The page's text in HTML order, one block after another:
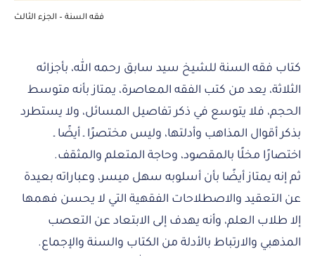
فقه السنة – الجزء الثالث
كتاب فقه السنة للشيخ سيد سابق رحمه الله، بأجزائه
الثلاثة، يعد من كتب الفقه المعاصرة، يمتاز بأنه متوسط
الحجم، فلا يتوسع في ذكر تفاصيل المسائل، ولا يستطرد
بذكر أقوال المذاهب وأدلتها، وليس مختصرًا ـ أيضًا ـ
اختصارًا مخلًا بالمقصود، وحاجة المتعلم والمثقف.
ثم إنه يمتاز أيضًا بأن أسلوبه سهل ميسر، وعباراته بعيدة
عن التعقيد والاصطلاحات الفقهية التي لا يحسن فهمها
إلا طلاب العلم، وأنه يهدف إلى الابتعاد عن التعصب
المذهبي والارتباط بالأدلة من الكتاب والسنة والإجماع.